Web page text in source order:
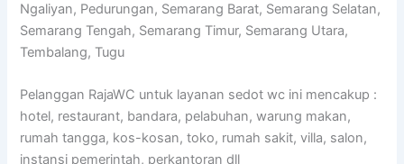
Ngaliyan, Pedurungan, Semarang Barat, Semarang Selatan,
Semarang Tengah, Semarang Timur, Semarang Utara,
Tembalang, Tugu
Pelanggan RajaWC untuk layanan sedot wc ini mencakup :
hotel, restaurant, bandara, pelabuhan, warung makan,
rumah tangga, kos-kosan, toko, rumah sakit, villa, salon,
instansi pemerintah, perkantoran dll